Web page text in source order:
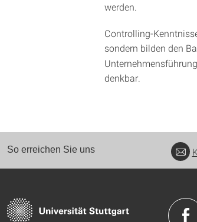
werden.
Controlling-
sondern bilden den
denkbar.
So erreichen Sie uns